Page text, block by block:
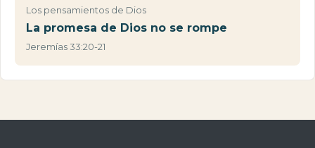
Los pensamientos de Dios
La promesa de Dios no se rompe
Jeremías 33:20-21